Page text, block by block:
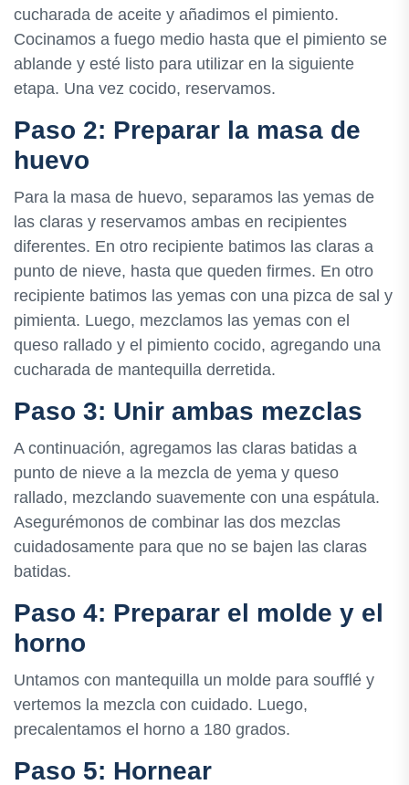
cucharada de aceite y añadimos el pimiento.
Cocinamos a fuego medio hasta que el pimiento se
ablande y esté listo para utilizar en la siguiente
etapa. Una vez cocido, reservamos.
Paso 2: Preparar la masa de
huevo
Para la masa de huevo, separamos las yemas de
las claras y reservamos ambas en recipientes
diferentes. En otro recipiente batimos las claras a
punto de nieve, hasta que queden firmes. En otro
recipiente batimos las yemas con una pizca de sal y
pimienta. Luego, mezclamos las yemas con el
queso rallado y el pimiento cocido, agregando una
cucharada de mantequilla derretida.
Paso 3: Unir ambas mezclas
A continuación, agregamos las claras batidas a
punto de nieve a la mezcla de yema y queso
rallado, mezclando suavemente con una espátula.
Asegurémonos de combinar las dos mezclas
cuidadosamente para que no se bajen las claras
batidas.
Paso 4: Preparar el molde y el
horno
Untamos con mantequilla un molde para soufflé y
vertemos la mezcla con cuidado. Luego,
precalentamos el horno a 180 grados.
Paso 5: Hornear